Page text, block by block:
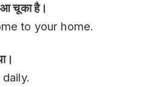
आ चूका है।
to your home.